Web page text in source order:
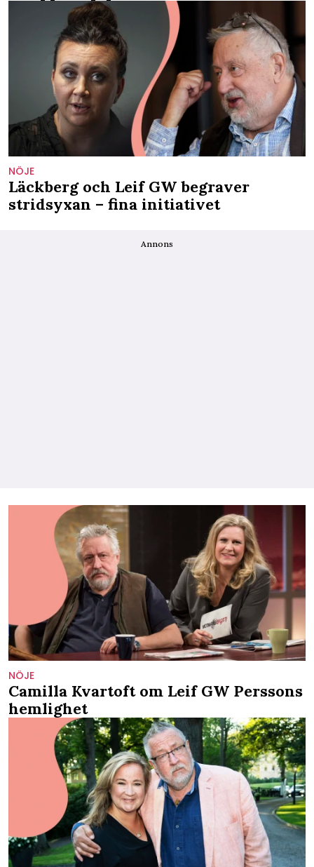
NÖJE
Läckberg och Leif GW begraver
stridsyxan – fina initiativet
Annons
NÖJE
Camilla Kvartoft om Leif GW Perssons
hemlighet